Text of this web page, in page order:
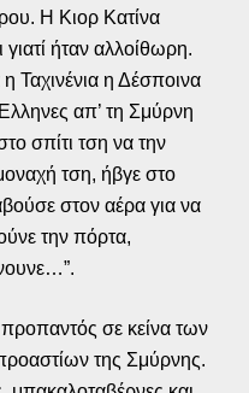
Η Κιορ Κατίνα
ήταν αλλοίθωρη.
Ταχινένια η Δέσποινα
απ’ τη Σμύρνη
σπίτι τση να την
τση, ήβγε στο
στον αέρα για να
την πόρτα,
προπαντός σε κείνα των
της Σμύρνης.